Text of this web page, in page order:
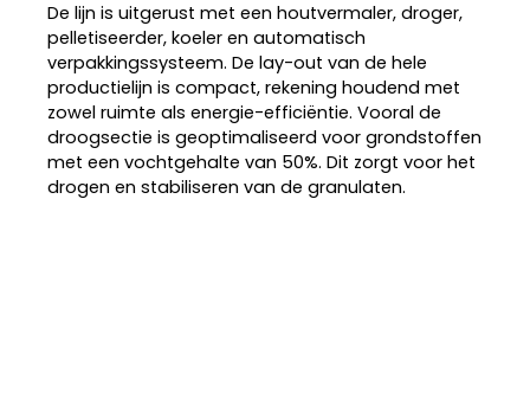
De lijn is uitgerust met een houtvermaler, droger,
pelletiseerder, koeler en automatisch
verpakkingssysteem. De lay-out van de hele
productielijn is compact, rekening houdend met
zowel ruimte als energie-efficiëntie. Vooral de
droogsectie is geoptimaliseerd voor grondstoffen
met een vochtgehalte van 50%. Dit zorgt voor het
drogen en stabiliseren van de granulaten.